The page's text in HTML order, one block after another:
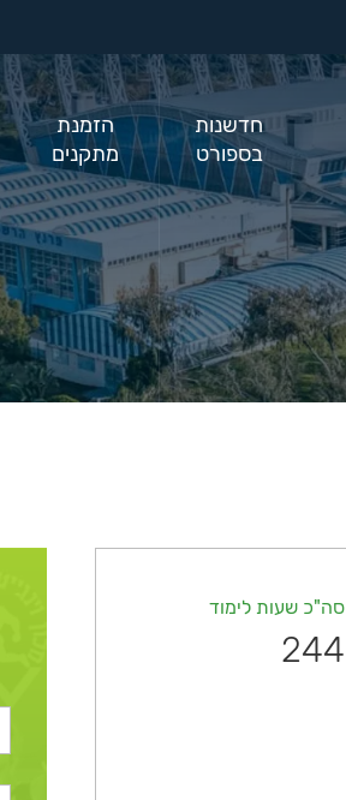
חדשנות
בספורט
הזמנת
מתקנים
סה"כ שעות לימוד
244